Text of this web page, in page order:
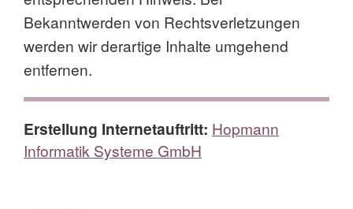
Bekanntwerden von Rechtsverletzungen
werden wir derartige Inhalte umgehend
entfernen.
Erstellung Internetauftritt: Hopmann
Informatik Systeme GmbH